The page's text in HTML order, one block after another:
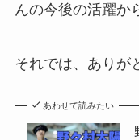
んの今後の活躍か
それでは、ありが
あわせて読みたい